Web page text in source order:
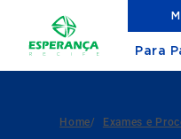
Para
Home/ Exames e